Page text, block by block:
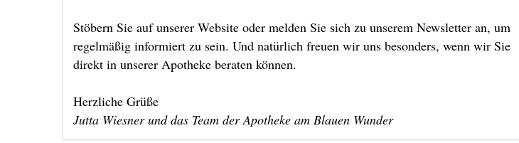
Stöbern Sie auf unserer Website oder melden Sie sich zu unserem Newsletter an, um
regelmäßig informiert zu sein. Und natürlich freuen wir uns besonders, wenn wir Sie
direkt in unserer Apotheke beraten können.
Herzliche Grüße
Jutta Wiesner und das Team der Apotheke am Blauen Wunder